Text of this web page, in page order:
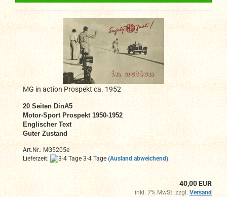
MG in action Prospekt ca. 1952
20 Seiten DinA5
Motor-Sport Prospekt 1950-1952
Englischer Text
Guter Zustand
Art.Nr.: MG5205e
Lieferzeit:
3-4 Tage (Ausland abweichend)
40,00 EUR
inkl. 7% MwSt. zzgl. Versand